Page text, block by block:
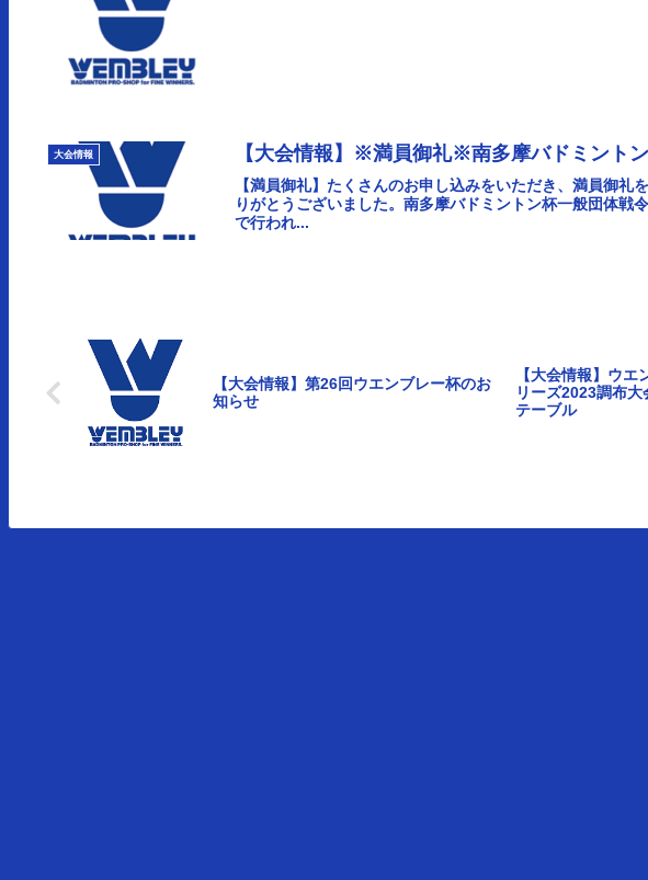
大会情報 【大会情報】※満員御礼※南多摩バドミント
【満員御礼】たくさんのお申し込みをいただき、満員御礼
りがとうございました。南多摩バドミントン杯一般団体戦
で行われ...
【大会情報】第26回ウエンブレー杯のお
知らせ
【大会情報】ウエ
リーズ2023調布
テーブル